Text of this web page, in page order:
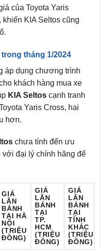
của Toyota Yaris
KIA Seltos cũng
tháng 1/2024
áp dụng chương trình
khách hàng mua xe
KIA Seltos cạnh tranh
Yaris Cross, hai
hơn.
chưa tính đến ưu
với đại lý chính hãng để
GIÁ
LĂN
BÁNH
TẠI HÀ
NỘI
(TRIỆU
ĐỒNG)
GIÁ
LĂN
BÁNH
TẠI
TP.
HCM
(TRIỆU
ĐỒNG)
GIÁ
LĂN
BÁNH
TẠI
TỈNH
KHÁC
(TRIỆU
ĐỒNG)